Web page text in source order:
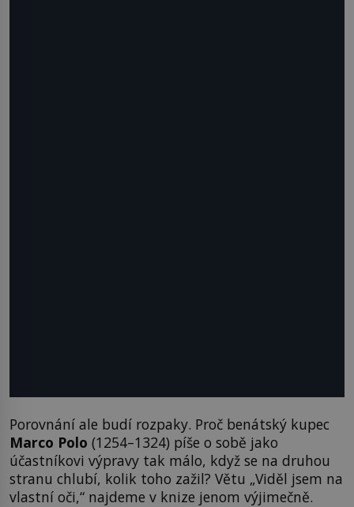
Porovnání ale budí rozpaky. Proč benátský kupec
Marco Polo (1254–1324) píše o sobě jako
účastníkovi výpravy tak málo, když se na druhou
stranu chlubí, kolik toho zažil? Větu „Viděl jsem na
vlastní oči,“ najdeme v knize jenom výjimečně.